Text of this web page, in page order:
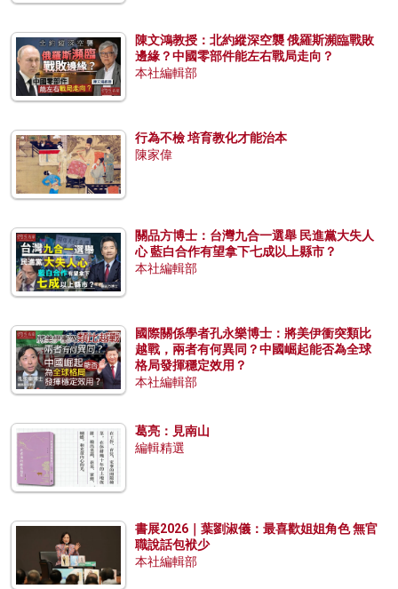
陳文鴻教授：北約縱深空襲 俄羅斯瀕臨戰敗
邊緣？中國零部件能左右戰局走向？
本社編輯部
行為不檢 培育教化才能治本
陳家偉
關品方博士：台灣九合一選舉 民進黨大失人
心 藍白合作有望拿下七成以上縣市？
本社編輯部
國際關係學者孔永樂博士：將美伊衝突類比
越戰，兩者有何異同？中國崛起能否為全球
格局發揮穩定效用？
本社編輯部
葛亮：見南山
編輯精選
書展2026｜葉劉淑儀：最喜歡姐姐角色 無官
職說話包袱少
本社編輯部